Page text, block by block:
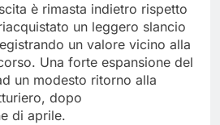
è rimasta indietro rispetto
un leggero slancio
un valore vicino alla
Una forte espansione del
un modesto ritorno alla
dopo
di aprile.